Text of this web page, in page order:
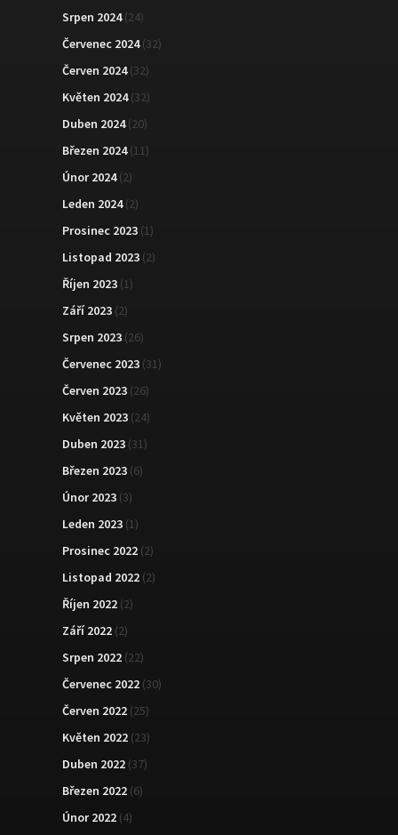
Srpen 2024(24)
Červenec 2024(32)
Červen 2024(32)
Květen 2024(32)
Duben 2024(20)
Březen 2024(11)
Únor 2024(2)
Leden 2024(2)
Prosinec 2023 (1)
Listopad 2023 (2)
Říjen 2023 (1)
Září 2023 (2)
Srpen 2023 (26)
Červenec 2023 (31)
Červen 2023 (26)
Květen 2023 (24)
Duben 2023 (31)
Březen 2023 (6)
Únor 2023 (3)
Leden 2023 (1)
Prosinec 2022 (2)
Listopad 2022 (2)
Říjen 2022 (2)
Září 2022 (2)
Srpen 2022 (22)
Červenec 2022 (30)
Červen 2022 (25)
Květen 2022 (23)
Duben 2022 (37)
Březen 2022 (6)
Únor 2022 (4)